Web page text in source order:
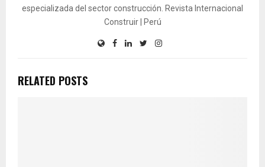
especializada del sector construcción. Revista Internacional
Construir | Perú
RELATED POSTS